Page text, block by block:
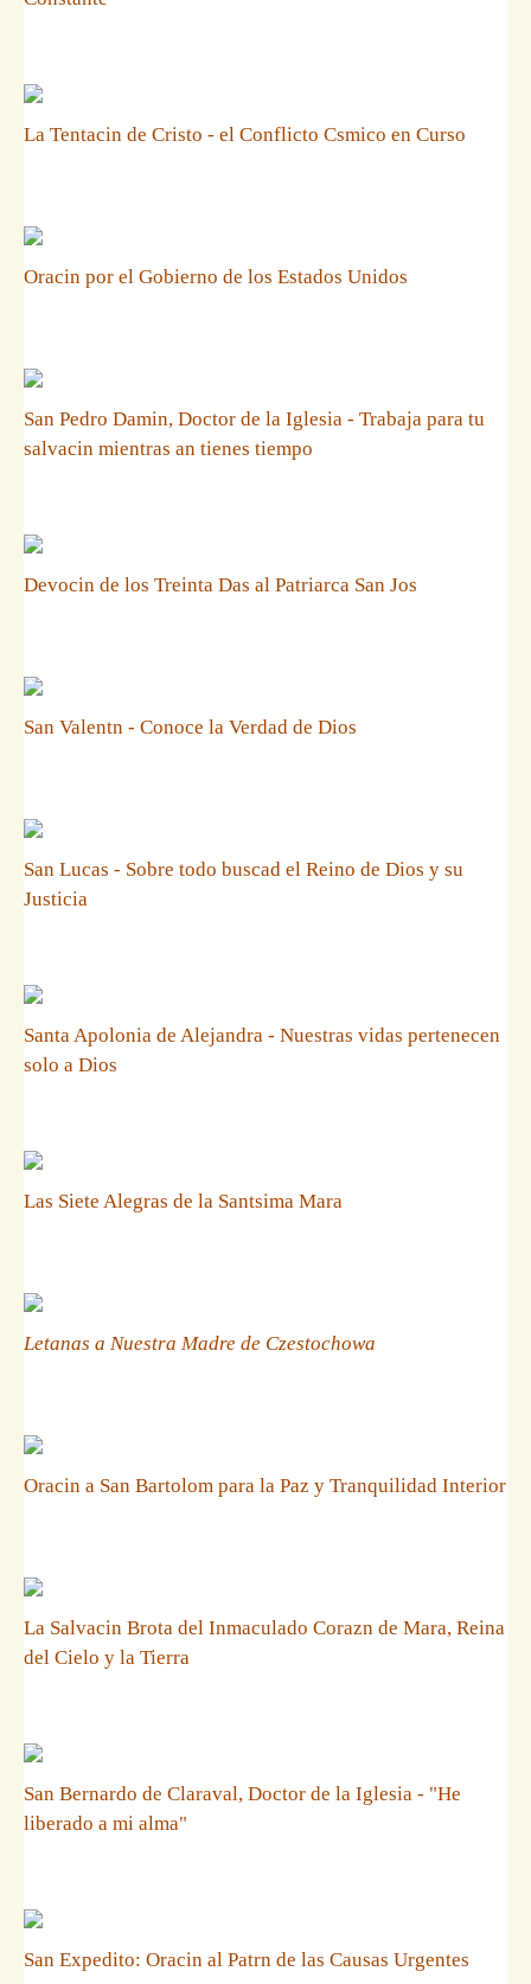
La Tentacin de Cristo - el Conflicto Csmico en Curso
Oracin por el Gobierno de los Estados Unidos
San Pedro Damin, Doctor de la Iglesia - Trabaja para tu
salvacin mientras an tienes tiempo
Devocin de los Treinta Das al Patriarca San Jos
San Valentn - Conoce la Verdad de Dios
San Lucas - Sobre todo buscad el Reino de Dios y su
Justicia
Santa Apolonia de Alejandra - Nuestras vidas pertenecen
solo a Dios
Las Siete Alegras de la Santsima Mara
Letanas a Nuestra Madre de Czestochowa
Oracin a San Bartolom para la Paz y Tranquilidad Interior
La Salvacin Brota del Inmaculado Corazn de Mara, Reina
del Cielo y la Tierra
San Bernardo de Claraval, Doctor de la Iglesia - "He
liberado a mi alma"
San Expedito: Oracin al Patrn de las Causas Urgentes